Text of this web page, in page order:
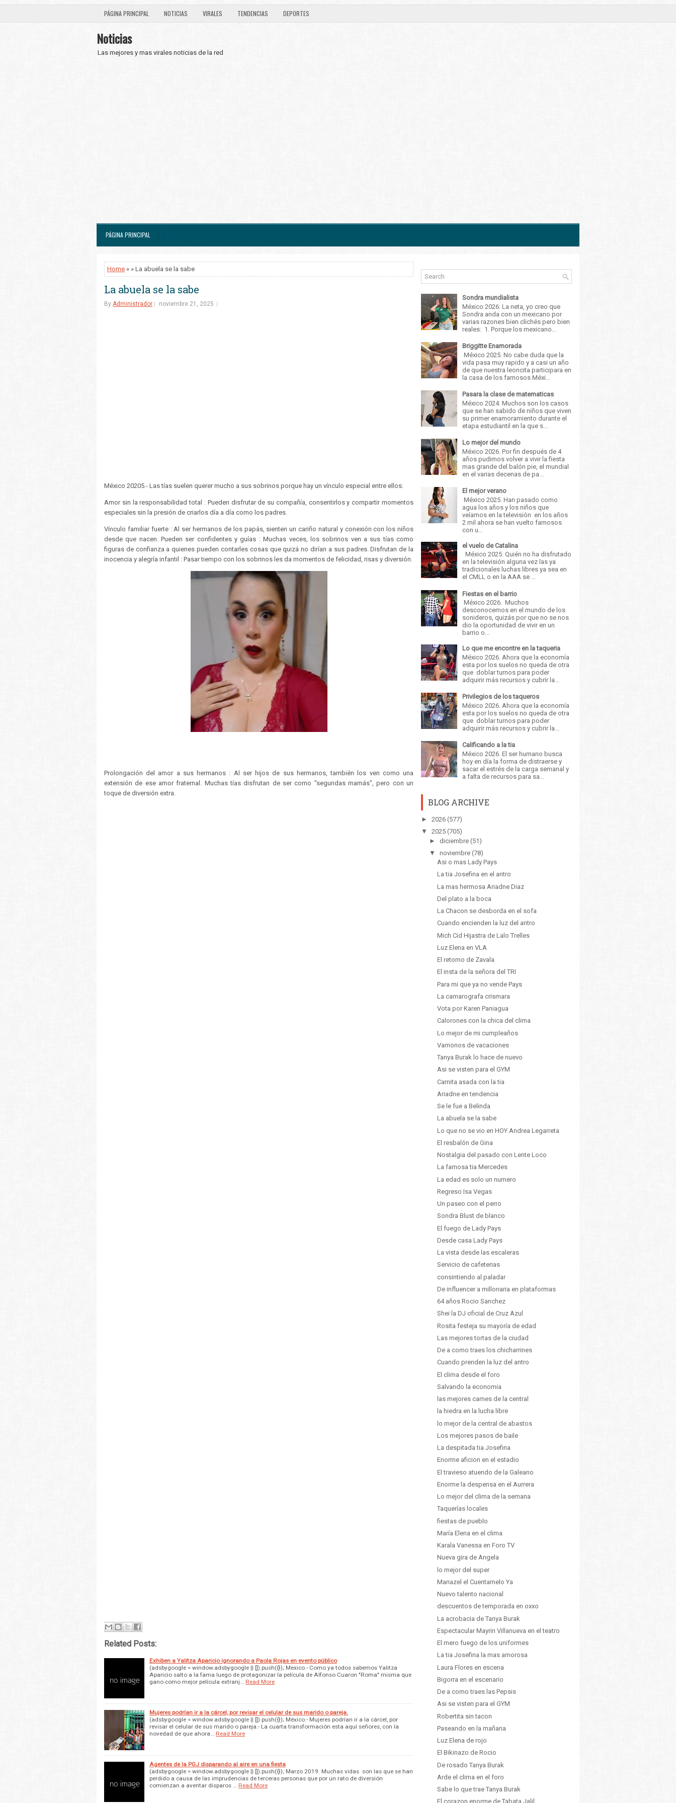
PÁGINA PRINCIPAL NOTICIAS VIRALES TENDENCIAS DEPORTES
Noticias
Las mejores y mas virales noticias de la red
PÁGINA PRINCIPAL
Home » » La abuela se la sabe
La abuela se la sabe
By Administrador noviembre 21, 2025
México 20205.- Las tías suelen querer mucho a sus sobrinos porque hay un vínculo especial entre ellos:
Amor sin la responsabilidad total : Pueden disfrutar de su compañía, consentirlos y compartir momentos
especiales sin la presión de criarlos día a día como los padres.
Vínculo familiar fuerte : Al ser hermanos de los papás, sienten un cariño natural y conexión con los niños
desde que nacen. Pueden ser confidentes y guías : Muchas veces, los sobrinos ven a sus tías como
figuras de confianza a quienes pueden contarles cosas que quizá no dirían a sus padres. Disfrutan de la
inocencia y alegría infantil : Pasar tiempo con los sobrinos les da momentos de felicidad, risas y diversión.
Prolongación del amor a sus hermanos : Al ser hijos de sus hermanos, también los ven como una
extensión de ese amor fraternal. Muchas tías disfrutan de ser como "segundas mamás", pero con un
toque de diversión extra.
Related Posts:
Exhiben a Yalitza Aparicio ignorando a Paola Rojas en evento público
(adsbygoogle = window.adsbygoogle || []).push({}); Mexico.- Como ya todos sabemos Yalitza
Aparicio salto a la fama luego de protagonizar la película de Alfonso Cuaron "Roma" misma que
gano como mejor película extranj…
Read More
Mujeres podrían ir a la cárcel, por revisar el celular de sus marido o pareja.
(adsbygoogle = window.adsbygoogle || []).push({}); México.- Mujeres podrían ir a la cárcel, por
revisar el celular de sus marido o pareja.- La cuarta transformación esta aquí señores, con la
novedad de que ahora…
Read More
Agentes de la PGJ disparando al aire en una fiesta
(adsbygoogle = window.adsbygoogle || []).push({}); Marzo 2019. Muchas vidas son las que se han
perdido a causa de las imprudencias de terceras personas que por un rato de diversión
comienzan a aventar disparos …
Read More
Sondra mundialista
México 2026: La neta, yo creo que
Sondra anda con un mexicano por
varias razones bien clichés pero bien
reales: 1. Porque los mexicano...
Briggitte Enamorada
México 2025. No cabe duda que la
vida pasa muy rapido y a casi un año
de que nuestra leoncita participara en
la casa de los famosos Méxi...
Pasara la clase de matematicas
México 2024. Muchos son los casos
que se han sabido de niños que viven
su primer enamoramiento durante el
etapa estudiantil en la que s...
Lo mejor del mundo
México 2026. Por fin después de 4
años pudimos volver a vivir la fiesta
mas grande del balón pie, el mundial
en el varias decenas de pa...
El mejor verano
México 2025. Han pasado como
agua los años y los niños que
veíamos en la televisión en los años
2 mil ahora se han vuelto famosos
con u...
el vuelo de Catalina
México 2025. Quién no ha disfrutado
en la televisión alguna vez las ya
tradicionales luchas libres ya sea en
el CMLL o en la AAA se ...
Fiestas en el barrio
México 2026. Muchos
desconocemos en el mundo de los
sonideros, quizás por que no se nos
dio la oportunidad de vivir en un
barrio o...
Lo que me encontre en la taqueria
México 2026. Ahora que la economía
esta por los suelos no queda de otra
que doblar turnos para poder
adquirir más recursos y cubrir la...
Privilegios de los taqueros
México 2026. Ahora que la economía
esta por los suelos no queda de otra
que doblar turnos para poder
adquirir más recursos y cubrir la...
Calificando a la tia
México 2026. El ser humano busca
hoy en día la forma de distraerse y
sacar el estrés de la carga semanal y
a falta de recursos para sa...
BLOG ARCHIVE
► 2026 (577)
▼
2025 (705)
► diciembre (51)
▼
noviembre (78)
Asi o mas Lady Pays
La tia Josefina en el antro
La mas hermosa Ariadne Diaz
Del plato a la boca
La Chacon se desborda en el sofa
Cuando encienden la luz del antro
Mich Cid Hijastra de Lalo Trelles
Luz Elena en VLA
El retorno de Zavala
El insta de la señora del TRI
Para mi que ya no vende Pays
La camarografa crismara
Vota por Karen Paniagua
Calorones con la chica del clima
Lo mejor de mi cumpleaños
Vamonos de vacaciones
Tanya Burak lo hace de nuevo
Asi se visten para el GYM
Carnita asada con la tia
Ariadne en tendencia
Se le fue a Belinda
La abuela se la sabe
Lo que no se vio en HOY Andrea Legarreta
El resbalón de Gina
Nostalgia del pasado con Lente Loco
La famosa tia Mercedes
La edad es solo un numero
Regreso Isa Vegas
Un paseo con el perro
Sondra Blust de blanco
El fuego de Lady Pays
Desde casa Lady Pays
La vista desde las escaleras
Servicio de cafeterias
consintiendo al paladar
De influencer a millonaria en plataformas
64 años Rocio Sanchez
Shei la DJ oficial de Cruz Azul
Rosita festeja su mayoría de edad
Las mejores tortas de la ciudad
De a como traes los chicharrines
Cuando prenden la luz del antro
El clima desde el foro
Salvando la economia
las mejores carnes de la central
la hiedra en la lucha libre
lo mejor de la central de abastos
Los mejores pasos de baile
La despitada tia Josefina
Enorme aficion en el estadio
El travieso atuendo de la Galeano
Enorme la despensa en el Aurrera
Lo mejor del clima de la semana
Taquerías locales
fiestas de pueblo
María Elena en el clima
Karala Vanessa en Foro TV
Nueva gira de Angela
lo mejor del super
Mariazel el Cuentamelo Ya
Nuevo talento nacional
descuentos de temporada en oxxo
La acrobacia de Tanya Burak
Espectacular Mayrin Villanueva en el teatro
El mero fuego de los uniformes
La tia Josefina la mas amorosa
Laura Flores en escena
Bigorra en el escenario
De a como traes las Pepsis
Asi se visten para el GYM
Robertita sin tacon
Paseando en la mañana
Luz Elena de rojo
El Bikinazo de Rocio
De rosado Tanya Burak
Arde el clima en el foro
Sabe lo que trae Tanya Burak
El corazon enorme de Tabata Jalil